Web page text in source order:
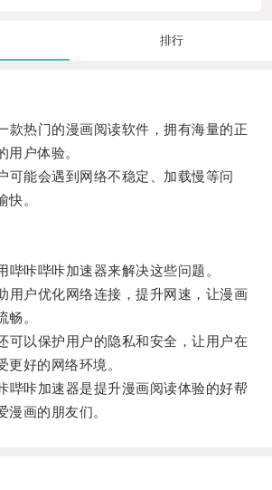
排行
热门的漫画阅读软件，拥有海量的正
用户体验。
能会遇到网络不稳定、加载慢等问
快。
咔哔咔加速器来解决这些问题。
户优化网络连接，提升网速，让漫画
畅。
以保护用户的隐私和安全，让用户在
更好的网络环境。
咔加速器是提升漫画阅读体验的好帮
漫画的朋友们。